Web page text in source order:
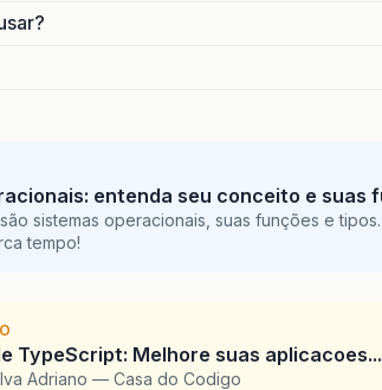
entenda seu conceito e suas
sistemas operacionais, suas funções e
tempo!
TypeScript: Melhore suas aplicacoes...
Adriano — Casa do Codigo